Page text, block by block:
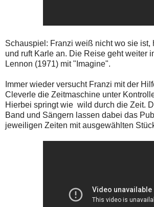
Schauspiel: Franzi weiß nicht wo sie ist,
und ruft Karle an. Die Reise geht weiter
Lennon (1971) mit "Imagine".
Immer wieder versucht Franzi mit der
Cleverle die Zeitmaschine unter
Hierbei springt wie wild durch die Zeit.
Band und Sängern lassen dabei das
jeweiligen Zeiten mit ausgewählten